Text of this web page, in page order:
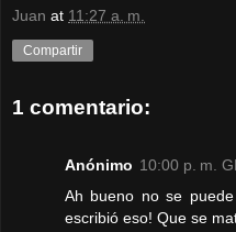
Juan at 11:27 a. m.
Compartir
1 comentario:
Anónimo 10:00 p. m.
Ah bueno no se
escribió eso! Que se